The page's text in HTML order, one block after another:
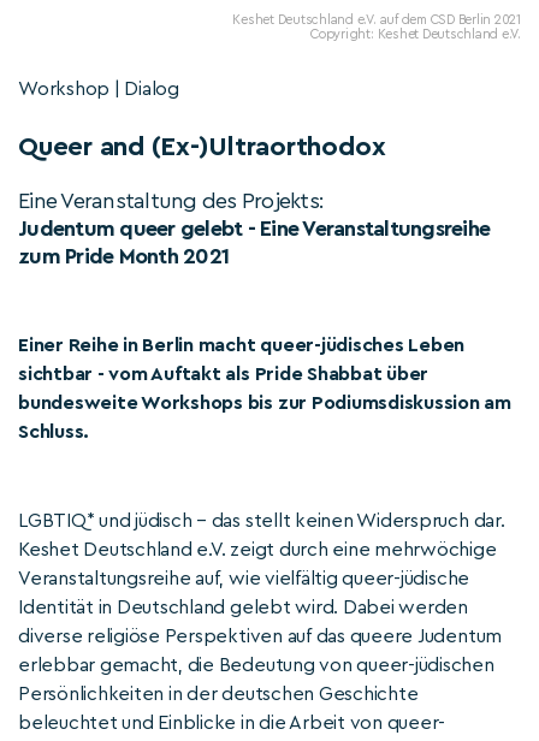
Keshet Deutschland e.V. auf dem CSD Berlin 2021
Copyright: Keshet Deutschland e.V.
Workshop | Dialog
Queer and (Ex-)Ultraorthodox
Eine Veranstaltung des Projekts:
Judentum queer gelebt - Eine Veranstaltungsreihe
zum Pride Month 2021
Einer Reihe in Berlin macht queer-jüdisches Leben
sichtbar - vom Auftakt als Pride Shabbat über
bundesweite Workshops bis zur Podiumsdiskussion am
Schluss.
LGBTIQ* und jüdisch – das stellt keinen Widerspruch dar.
Keshet Deutschland e.V. zeigt durch eine mehrwöchige
Veranstaltungsreihe auf, wie vielfältig queer-jüdische
Identität in Deutschland gelebt wird. Dabei werden
diverse religiöse Perspektiven auf das queere Judentum
erlebbar gemacht, die Bedeutung von queer-jüdischen
Persönlichkeiten in der deutschen Geschichte
beleuchtet und Einblicke in die Arbeit von queer-